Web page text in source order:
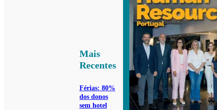
Mais
Recentes
Férias: 80%
dos donos
sem hotel